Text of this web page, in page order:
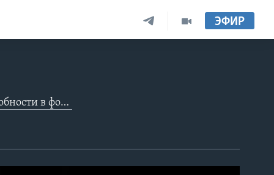
ЭФИР
Сергея Москалева «Челентано спел в Вашингтоне»